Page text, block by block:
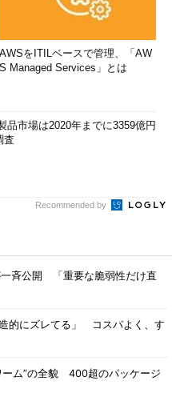
AWSをITILベースで管理、「AW
S Managed Services」とは
品市場は2020年までに3359億円
査
Recommended by
斉公開 「重要な脆弱性だけ直
的にズレてる」 コスパよく、す
ーム”の全貌 400超のパッケージ